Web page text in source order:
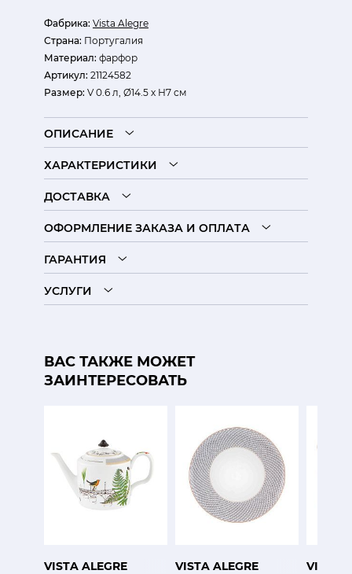
Фабрика: Vista Alegre
Страна: Португалия
Материал: фарфор
Артикул: 21124582
Размер: V 0.6 л, Ø14.5 х Н7 см
ОПИСАНИЕ
ХАРАКТЕРИСТИКИ
ДОСТАВКА
ОФОРМЛЕНИЕ ЗАКАЗА И ОПЛАТА
ГАРАНТИЯ
УСЛУГИ
ВАС ТАКЖЕ МОЖЕТ
ЗАИНТЕРЕСОВАТЬ
VISTA ALEGRE VISTA ALEGRE VISTA